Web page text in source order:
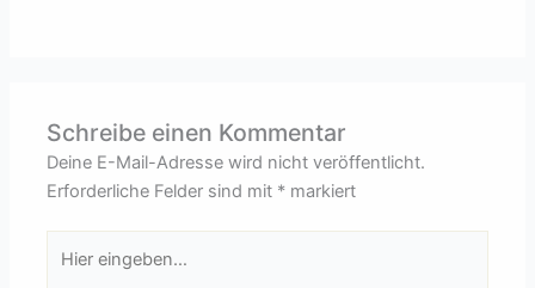
Schreibe einen Kommentar
Deine E-Mail-Adresse wird nicht veröffentlicht.
Erforderliche Felder sind mit * markiert
eingeben…